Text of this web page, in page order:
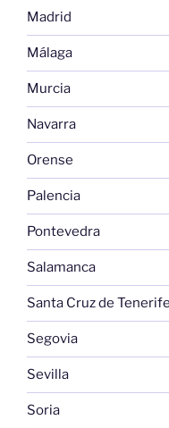
Madrid
Málaga
Murcia
Navarra
Orense
Palencia
Pontevedra
Salamanca
Santa Cruz de Tenerife
Segovia
Sevilla
Soria